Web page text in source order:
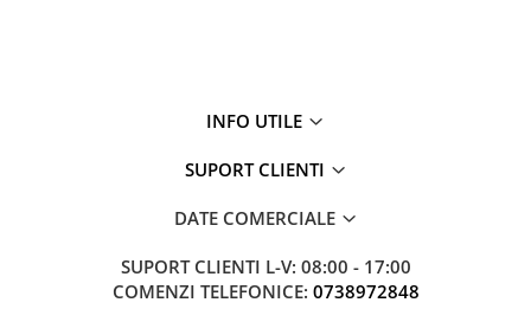
INFO UTILE
SUPORT CLIENTI
DATE COMERCIALE
SUPORT CLIENTI L-V: 08:00 - 17:00
COMENZI TELEFONICE: 0738972848